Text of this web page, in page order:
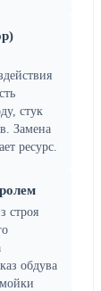
стук
Замена
ресурс.
строя
обдува